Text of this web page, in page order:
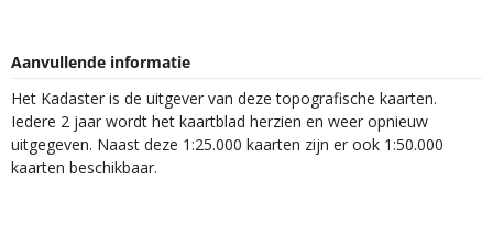
Aanvullende informatie
Het Kadaster is de uitgever van deze topografische kaarten.
Iedere 2 jaar wordt het kaartblad herzien en weer opnieuw
uitgegeven. Naast deze 1:25.000 kaarten zijn er ook 1:50.000
kaarten beschikbaar.